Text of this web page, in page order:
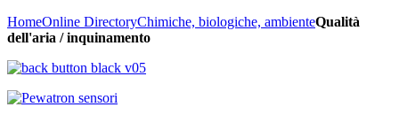
HomeOnline DirectoryChimiche, biologiche, ambienteQualità
dell'aria / inquinamento